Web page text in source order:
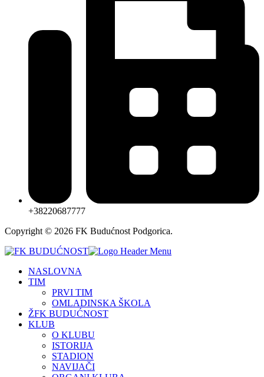
+38220687777
Copyright © 2026 FK Budućnost Podgorica.
NASLOVNA
TIM
PRVI TIM
OMLADINSKA ŠKOLA
ŽFK BUDUĆNOST
KLUB
O KLUBU
ISTORIJA
STADION
NAVIJAČI